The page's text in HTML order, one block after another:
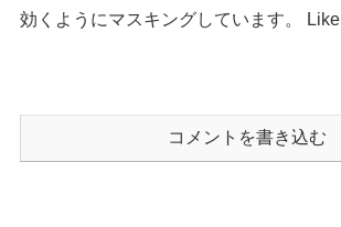
効くようにマスキングしています。 Like
コメントを書き込む